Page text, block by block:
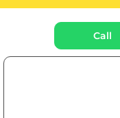
Call